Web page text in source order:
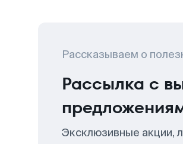
Рассказываем о
Рассылка с
Эксклюзивные акции,